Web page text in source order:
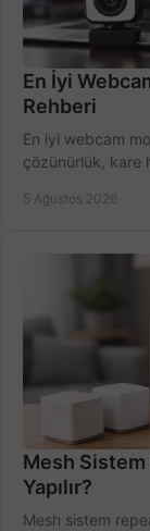
En İyi
Rehberi
En iyi webcam
çözünürlük, kare
5 Ağustos 2026
Mesh Sistem
Yapılır?
Mesh sistem